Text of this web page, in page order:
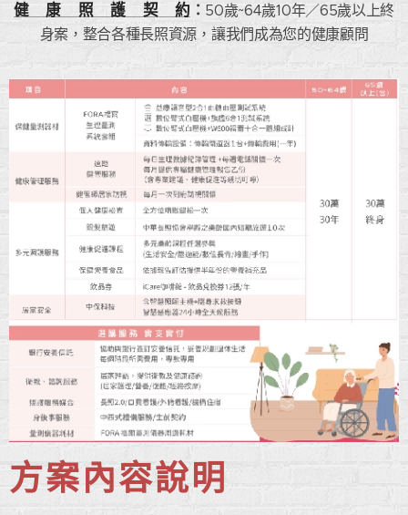
健 康 照 護 契 約 ： 50歲~64歲10年／65歲以上終
身案，整合各種長照資源，讓我們成為您的健康顧問
方案內容說明